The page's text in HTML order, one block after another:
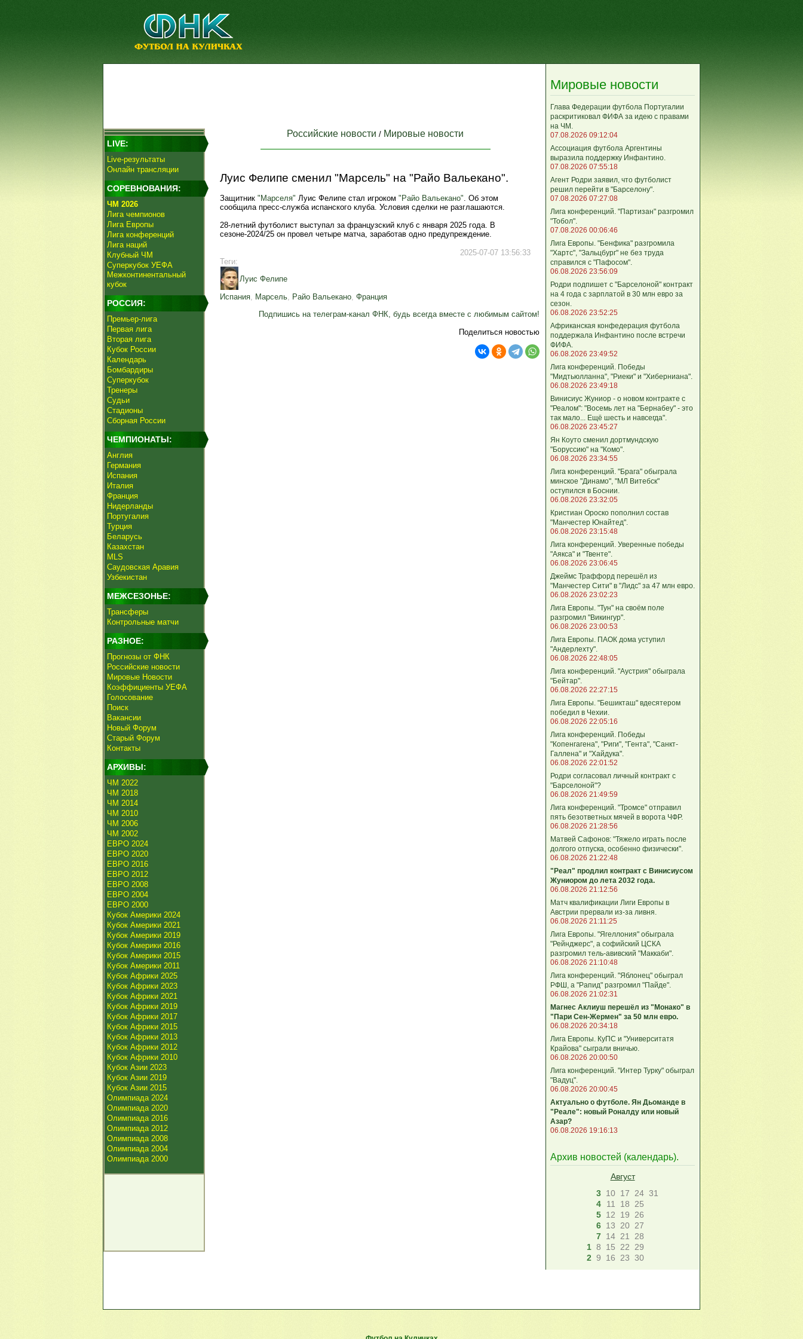
LIVE:
Live-результаты
Онлайн трансляции
СОРЕВНОВАНИЯ:
ЧМ 2026
Лига чемпионов
Лига Европы
Лига конференций
Лига наций
Клубный ЧМ
Суперкубок УЕФА
Межконтинентальный
кубок
РОССИЯ:
Премьер-лига
Первая лига
Вторая лига
Кубок России
Календарь
Бомбардиры
Суперкубок
Тренеры
Судьи
Стадионы
Сборная России
ЧЕМПИОНАТЫ:
Англия
Германия
Испания
Италия
Франция
Нидерланды
Португалия
Турция
Беларусь
Казахстан
MLS
Саудовская Аравия
Узбекистан
МЕЖСЕЗОНЬЕ:
Трансферы
Контрольные матчи
РАЗНОЕ:
Прогнозы от ФНК
Российские новости
Мировые Новости
Коэффициенты УЕФА
Голосование
Поиск
Вакансии
Новый Форум
Старый Форум
Контакты
АРХИВЫ:
ЧМ 2022
ЧМ 2018
ЧМ 2014
ЧМ 2010
ЧМ 2006
ЧМ 2002
ЕВРО 2024
ЕВРО 2020
ЕВРО 2016
ЕВРО 2012
ЕВРО 2008
ЕВРО 2004
ЕВРО 2000
Кубок Америки 2024
Кубок Америки 2021
Кубок Америки 2019
Кубок Америки 2016
Кубок Америки 2015
Кубок Америки 2011
Кубок Африки 2025
Кубок Африки 2023
Кубок Африки 2021
Кубок Африки 2019
Кубок Африки 2017
Кубок Африки 2015
Кубок Африки 2013
Кубок Африки 2012
Кубок Африки 2010
Кубок Азии 2023
Кубок Азии 2019
Кубок Азии 2015
Олимпиада 2024
Олимпиада 2020
Олимпиада 2016
Олимпиада 2012
Олимпиада 2008
Олимпиада 2004
Олимпиада 2000
Российские новости / Мировые новости
Луис Фелипе сменил "Марсель" на "Райо Вальекано".
Защитник "Марселя" Луис Фелипе стал игроком "Райо Вальекано". Об этом
сообщила пресс-служба испанского клуба. Условия сделки не разглашаются.
28-летний футболист выступал за французский клуб с января 2025 года. В
сезоне-2024/25 он провел четыре матча, заработав одно предупреждение.
2025-07-07 13:56:33
Теги:
Луис Фелипе
Испания, Марсель, Райо Вальекано, Франция
Подпишись на телеграм-канал ФНК, будь всегда вместе с любимым сайтом!
Поделиться новостью
Мировые новости
Глава Федерации футбола Португалии
раскритиковал ФИФА за идею с правами
на ЧМ.
07.08.2026 09:12:04
Ассоциация футбола Аргентины
выразила поддержку Инфантино.
07.08.2026 07:55:18
Агент Родри заявил, что футболист
решил перейти в "Барселону".
07.08.2026 07:27:08
Лига кoнференций. "Партизан" разгромил
"Тобол".
07.08.2026 00:06:46
Лига Европы. "Бенфика" разгромила
"Хартс", "Зальцбург" не без труда
справился с "Пафосом".
06.08.2026 23:56:09
Родри подпишет с "Барселоной" контракт
на 4 года с зарплатой в 30 млн евро за
сезон.
06.08.2026 23:52:25
Африканская конфедерация футбола
поддержала Инфантино после встречи
ФИФА.
06.08.2026 23:49:52
Лига кoнференций. Победы
"Мидтьюлланна", "Риеки" и "Хиберниана".
06.08.2026 23:49:18
Винисиус Жуниор - о новом контракте с
"Реалом": "Восемь лет на "Бернабеу" - это
так мало... Ещё шесть и навсегда".
06.08.2026 23:45:27
Ян Коуто сменил дортмундскую
"Боруссию" на "Комо".
06.08.2026 23:34:55
Лига кoнференций. "Брага" обыграла
минское "Динамо", "МЛ Витебск"
оступился в Боснии.
06.08.2026 23:32:05
Кристиан Ороско пополнил состав
"Манчестер Юнайтед".
06.08.2026 23:15:48
Лига кoнференций. Уверенные победы
"Аякса" и "Твенте".
06.08.2026 23:06:45
Джеймс Траффорд перешёл из
"Манчестер Сити" в "Лидс" за 47 млн евро.
06.08.2026 23:02:23
Лига Европы. "Тун" на своём поле
разгромил "Викингур".
06.08.2026 23:00:53
Лига Европы. ПАОК дома уступил
"Андерлехту".
06.08.2026 22:48:05
Лига конференций. "Аустрия" обыграла
"Бейтар".
06.08.2026 22:27:15
Лига Европы. "Бешикташ" вдесятером
победил в Чехии.
06.08.2026 22:05:16
Лига конференций. Победы
"Копенгагена", "Риги", "Гента", "Санкт-
Галлена" и "Хайдука".
06.08.2026 22:01:52
Родри согласовал личный контракт с
"Барселоной"?
06.08.2026 21:49:59
Лига конференций. "Тромсе" отправил
пять безответных мячей в ворота ЧФР.
06.08.2026 21:28:56
Матвей Сафонов: "Тяжело играть после
долгого отпуска, особенно физически".
06.08.2026 21:22:48
"Реал" продлил контракт с Винисиусом
Жуниором до лета 2032 года.
06.08.2026 21:12:56
Матч квалификации Лиги Европы в
Австрии прервали из-за ливня.
06.08.2026 21:11:25
Лига Европы. "Ягеллония" обыграла
"Рейнджерс", а софийский ЦСКА
разгромил тель-авивский "Маккаби".
06.08.2026 21:10:48
Лига кoнференций. "Яблонец" обыграл
РФШ, а "Рапид" разгромил "Пайде".
06.08.2026 21:02:31
Магнес Аклиуш перешёл из "Монако" в
"Пари Сен-Жермен" за 50 млн евро.
06.08.2026 20:34:18
Лига Европы. КуПС и "Университатя
Крайова" сыграли вничью.
06.08.2026 20:00:50
Лига конференций. "Интер Турку" обыграл
"Вадуц".
06.08.2026 20:00:45
Актуально о футболе. Ян Дьоманде в
"Реале": новый Роналду или новый
Азар?
06.08.2026 19:16:13
Архив новостей (календарь).
Август
3 10 17 24 31
4
11 18
25
5 12 19
26
6 13 20 27
7 14 21
28
1 8 15 22
29
2 9 16 23 30